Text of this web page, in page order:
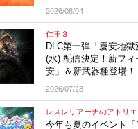
2026/08/04
仁王３
DLC第一弾「慶安地獄
(水) 配信決定！新フ
安」＆新武器種登場！
2026/07/28
レスレリアーナのアトリエ
今年も夏のイベント